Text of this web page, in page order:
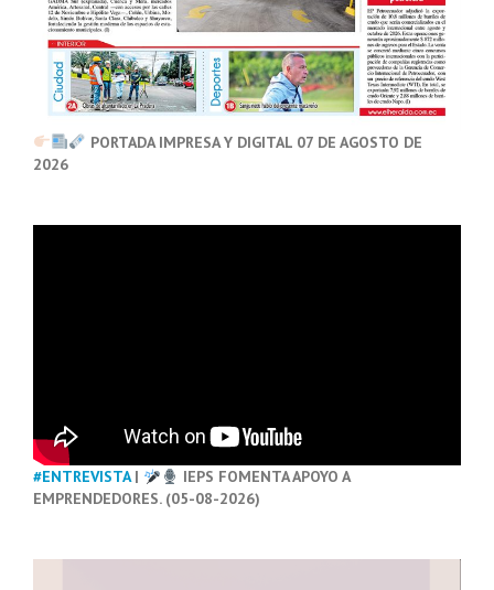
PORTADA IMPRESA Y DIGITAL 07 DE AGOSTO DE
2026
#ENTREVISTA|
IEPS FOMENTA APOYO A
EMPRENDEDORES. (05-08-2026)